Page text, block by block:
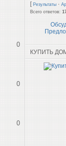
0
0
0
[Результаты ·
Всего ответов:
КУПИТЬ